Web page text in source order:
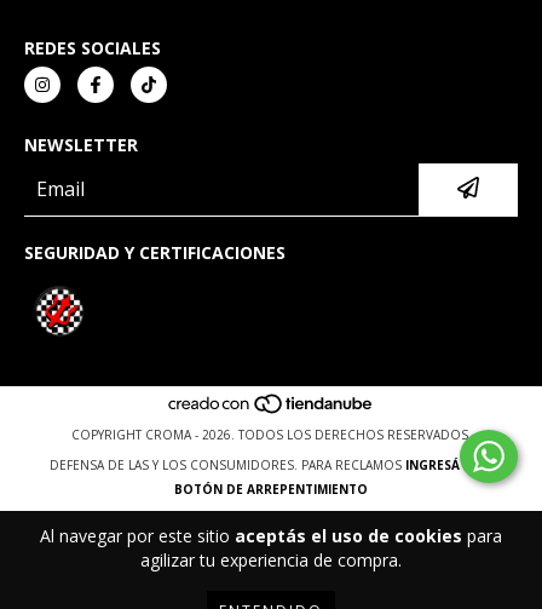
Al navegar por este sitio aceptás el uso de cookies para
agilizar tu experiencia de compra.
REDES SOCIALES
NEWSLETTER
SEGURIDAD Y CERTIFICACIONES
COPYRIGHT CROMA - 2026. TODOS LOS DERECHOS RESERVADOS.
DEFENSA DE LAS Y LOS CONSUMIDORES. PARA RECLAMOS INGRESÁ ACÁ.
BOTÓN DE ARREPENTIMIENTO